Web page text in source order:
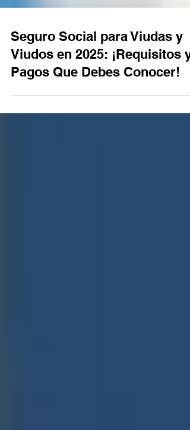
Seguro Social para Viudas y
Viudos en 2025: ¡Requisitos y
Pagos Que Debes Conocer!